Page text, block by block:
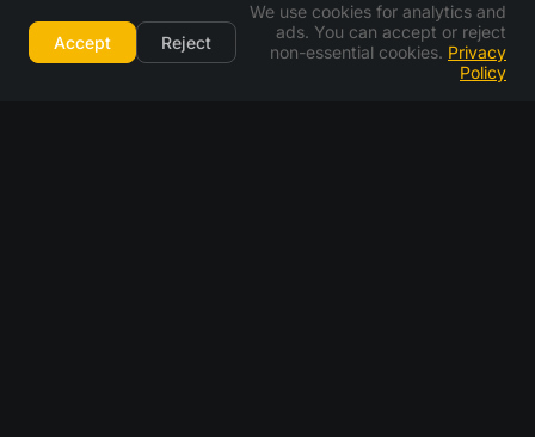
We use cookies for analytics and
ads. You can accept or reject
non-essential cookies. Privacy
Policy
Reject
Accept